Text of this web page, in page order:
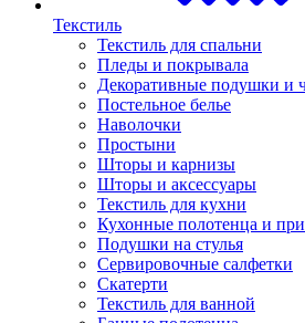
Текстиль
Текстиль для спальни
Пледы и покрывала
Декоративные подушки и
Постельное белье
Наволочки
Простыни
Шторы и карнизы
Шторы и аксессуары
Текстиль для кухни
Кухонные полотенца и
Подушки на стулья
Сервировочные салфетки
Скатерти
Текстиль для ванной